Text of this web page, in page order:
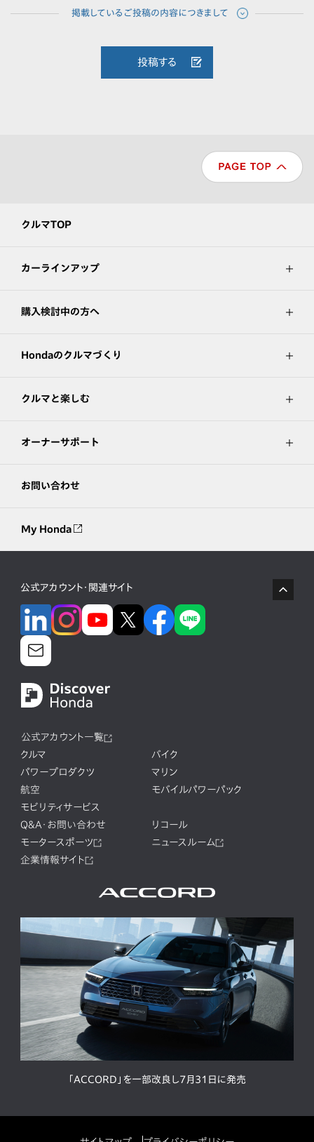
投稿する
クルマTOP
カーラインアップ
購入検討中の方へ
Hondaのクルマづくり
クルマと楽しむ
オーナーサポート
お問い合わせ
My Honda
公式アカウント・関連サイト
公式アカウント一覧
クルマ
バイク
パワープロダクツ
マリン
航空
モバイルパワーパック
モビリティサービス
Q&A・お問い合わせ
リコール
モータースポーツ
ニュースルーム
企業情報サイト
「ACCORD」を一部改良し7月31日に発売